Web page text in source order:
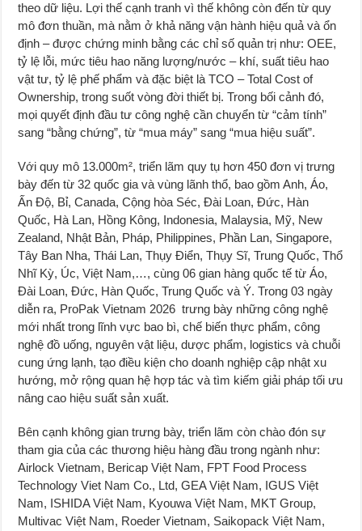
theo dữ liệu. Lợi thế cạnh tranh vì thế không còn đến từ quy
mô đơn thuần, mà nằm ở khả năng vận hành hiệu quả và ổn
định – được chứng minh bằng các chỉ số quản trị như: OEE,
tỷ lệ lỗi, mức tiêu hao năng lượng/nước – khí, suất tiêu hao
vật tư, tỷ lệ phế phẩm và đặc biệt là TCO – Total Cost of
Ownership, trong suốt vòng đời thiết bị. Trong bối cảnh đó,
mọi quyết định đầu tư công nghệ cần chuyển từ “cảm tính”
sang “bằng chứng”, từ “mua máy” sang “mua hiệu suất”.
Với quy mô 13.000m², triển lãm quy tụ hơn 450 đơn vị trưng
bày đến từ 32 quốc gia và vùng lãnh thổ, bao gồm Anh, Áo,
Ấn Độ, Bỉ, Canada, Cộng hòa Séc, Đài Loan, Đức, Hàn
Quốc, Hà Lan, Hồng Kông, Indonesia, Malaysia, Mỹ, New
Zealand, Nhật Bản, Pháp, Philippines, Phần Lan, Singapore,
Tây Ban Nha, Thái Lan, Thụy Điển, Thụy Sĩ, Trung Quốc, Thổ
Nhĩ Kỳ, Úc, Việt Nam,…, cùng 06 gian hàng quốc tế từ Áo,
Đài Loan, Đức, Hàn Quốc, Trung Quốc và Ý. Trong 03 ngày
diễn ra, ProPak Vietnam 2026 trưng bày những công nghệ
mới nhất trong lĩnh vực bao bì, chế biến thực phẩm, công
nghệ đồ uống, nguyên vật liệu, dược phẩm, logistics và chuỗi
cung ứng lạnh, tạo điều kiện cho doanh nghiệp cập nhật xu
hướng, mở rộng quan hệ hợp tác và tìm kiếm giải pháp tối ưu
nâng cao hiệu suất sản xuất.
Bên cạnh không gian trưng bày, triển lãm còn chào đón sự
tham gia của các thương hiệu hàng đầu trong ngành như:
Airlock Vietnam, Bericap Việt Nam, FPT Food Process
Technology Viet Nam Co., Ltd, GEA Việt Nam, IGUS Việt
Nam, ISHIDA Việt Nam, Kyouwa Việt Nam, MKT Group,
Multivac Việt Nam, Roeder Vietnam, Saikopack Việt Nam,